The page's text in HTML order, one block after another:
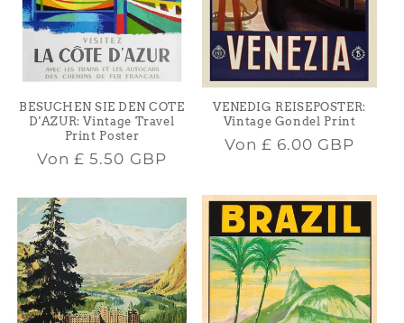
BESUCHEN SIE DEN COTE
D'AZUR: Vintage Travel
Print Poster
Normaler
Von£ 5.50 GBP
VENEDIG REISEPOSTER:
Vintage Gondel Print
Normaler
Von £ 6.00 GBP